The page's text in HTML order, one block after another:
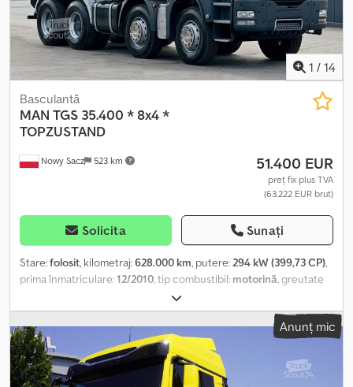
1 / 14
Nowy Sacz 523 km
Basculantă
MAN TGS 35.400 * 8x4 *
TOPZUSTAND
51.400 EUR
preț fix plus TVA
(63.222 EUR brut)
Solicita Sunați
Stare:folosit, kilometraj:628.000 km, putere:294 kW (399,73 CP),
prima înmatriculare:12/2010, tip combustibil: motorină, greutate
, configurație ax:3 axe
albastru, tip de angrenaj:mecanic, An de fabricație:2010, Dotări:
ABS, aer condiționat, MAN TGS 35.400 Basculantă / 8x4 Importat /
FĂRĂ ACCIDENTE ÎN STARE BUNĂ! TOATE ANVELOPELE SUNT NOI!
? ANUL DE FABRICAȚIE: 2010 ? KILOMETRAJ: 628.000 km
ECHIPAMENT: ? ABS ? ASR ? SERVO-DIRECȚIE ? GEAMURI
Anunț mic